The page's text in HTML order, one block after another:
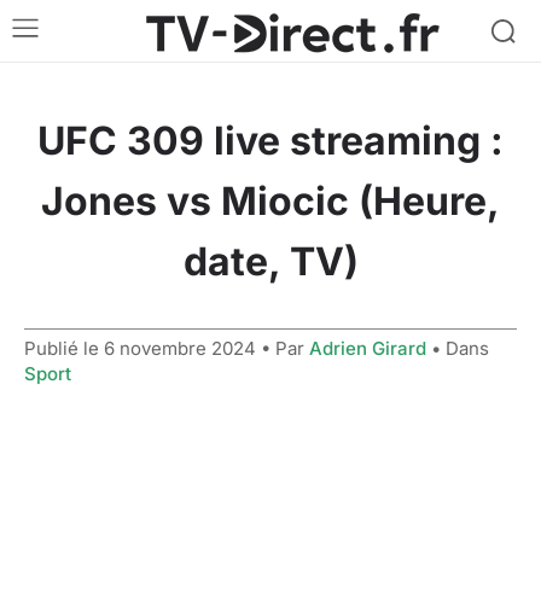
UFC 309 live streaming :
Jones vs Miocic (Heure,
date, TV)
Publié le 6 novembre 2024 • Par Adrien Girard • Dans
Sport